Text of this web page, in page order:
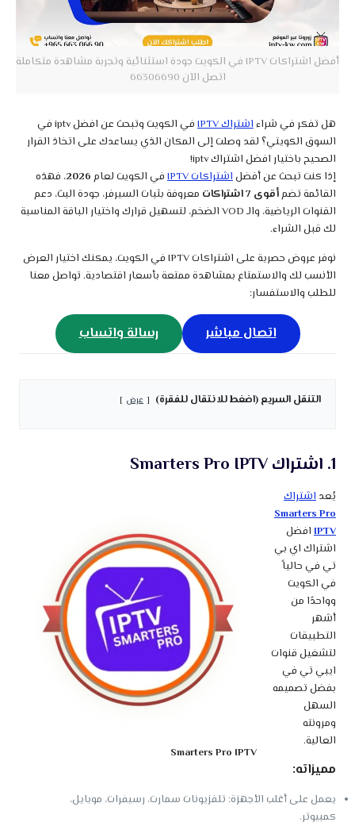
أفضل اشتراكات IPTV في الكويت جودة استثنائية وتجربة مشاهدة متكاملة
اتصل الآن 66306690
هل تفكر في شراءاشتراك IPTV
في الكويت وتبحث عن افضل iptv في
السوق الكويتي؟ لقد وصلت إلى المكان الذي يساعدك على اتخاذ القرار
الصحيح باختيار افضل اشتراك iptv!
إذا كنت تبحث عن أفضلاشتراكات IPTV في الكويت لعام 2026، فهذه
القائمة تضمأقوى 7 اشتراكات
معروفة بثبات السيرفر، جودة البث، دعم
القنوات الرياضية، والـ VOD الضخم، لتسهيل قرارك واختيار الباقة المناسبة
لك قبل الشراء.
نوفر عروض حصرية على اشتراكات IPTV في الكويت، يمكنك اختيار العرض
الأنسب لك والاستمتاع بمشاهدة ممتعة بأسعار اقتصادية. تواصل معنا
للطلب والاستفسار:
اتصال مباشر رسالة واتساب
التنقل السريع (اضغط للانتقال للفقرة) عرض
1. اشتراك Smarters Pro IPTV
Smarters Pro IPTV
يُعداشتراك
Smarters Pro
IPTV افضل
اشتراك اي بي
تي في حالياً
في الكويت
وواحدًا من
أشهر
التطبيقات
لتشغيل قنوات
ايبي تي في
بفضل تصميمه
السهل
ومرونته
العالية.
مميزاته:
يعمل على أغلب الأجهزة: تلفزيونات سمارت، رسيفرات، موبايل،
كمبيوتر.